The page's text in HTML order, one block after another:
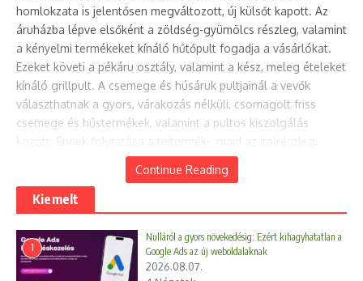
homlokzata is jelentősen megváltozott, új külsőt kapott. Az
áruházba lépve elsőként a zöldség-gyümölcs részleg, valamint
a kényelmi termékeket kínáló hűtőpult fogadja a vásárlókat.
Ezeket követi a pékáru osztály, valamint a kész, meleg ételeket
kínáló grillpult. A csemege és húsáruk pultjainál a vevők
választhatnak a gyors, várakozás nélküli, csomagolt friss
csemege és hústermékek, valamint a pultos kiszolgálás
között. Ennek folytatása a tejtermék-, majd az italrészleg,
végül pedig a mirelit hűtősor vezeti végig a vevőket a teljes
bevásárlási körön. A megújult üzletben modern kasszák és
önkiszolgáló pénztárgépek biztosítják a vásárlók kényelmét és
a gyors kiszolgálást.
A SPAR folyamatosan törekszik arra, hogy üzletei felújításakor
Continue Reading
Kiemelt
1
Nulláról a gyors növekedésig: Ezért kihagyhatatlan a
Google Ads az új weboldalaknak
2026.08.07.